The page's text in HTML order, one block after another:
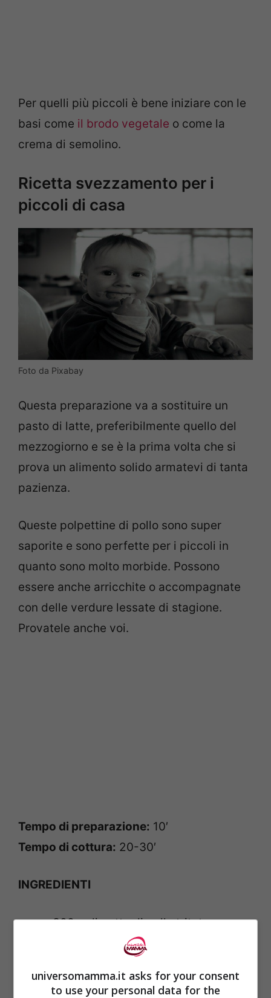
Per quelli più piccoli è bene iniziare con le
basi come il brodo vegetale o come la
crema di semolino.
Ricetta svezzamento per i
piccoli di casa
Foto da Pixabay
Questa preparazione va a sostituire un
pasto di latte, preferibilmente quello del
mezzogiorno e se è la prima volta che si
prova un alimento solido armatevi di tanta
pazienza.
Queste polpettine di pollo sono super
saporite e sono perfette per i piccoli in
quanto sono molto morbide. Possono
essere anche arricchite o accompagnate
con delle verdure lessate di stagione.
Provatele anche voi.
Tempo di preparazione: 10′
Tempo di cottura: 20-30′
INGREDIENTI
300 g di petto di pollo tritato
2 fette di prosciutto
prezzemolo tritato fresco
universomamma.it asks for your consent
to use your personal data for the